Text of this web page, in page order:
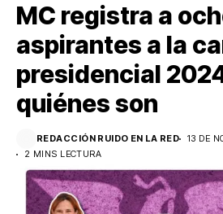
MC registra a
aspirantes a la
presidencial
quiénes son
REDACCIÓN RUIDO EN LA RED
13 DE
2 MINS LECTURA